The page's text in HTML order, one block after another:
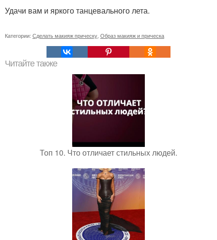
Удачи вам и яркого танцевального лета.
Категории: Сделать макияж прическу Образ макияж и прическа
Читайте также
Топ 10. Что отличает стильных людей.